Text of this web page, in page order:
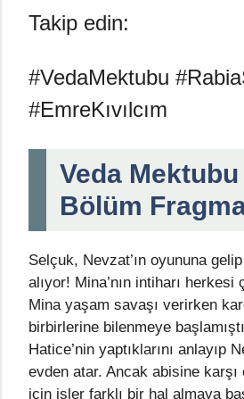
Takip edin:
#VedaMektubu
#EmreKıvılcım
Veda Mektubu
Bölüm
Selçuk, Nevzat’ın oyununa
alıyor! Mina’nın intiharı
Mina yaşam savaşı verirken
birbirlerine bilenmeye
Hatice’nin yaptıklarını anlayıp
evden atar. Ancak abisine
için işler farklı bir hal almaya